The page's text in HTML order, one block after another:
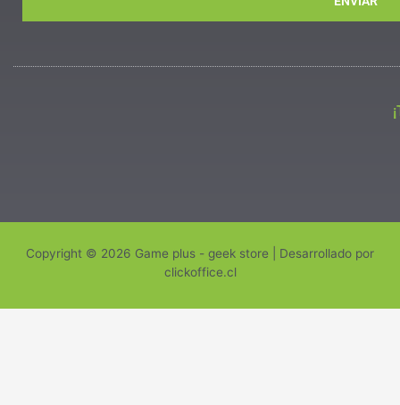
Copyright © 2026 Game plus - geek store | Desarrollado por
clickoffice.cl